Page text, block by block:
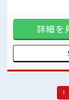
モチベーションも
一息つける休憩
ーショ
有)≪動
悩み解
お仕事です！ ■職場の雰囲気 女性
髪色
UP！
詳細を
1